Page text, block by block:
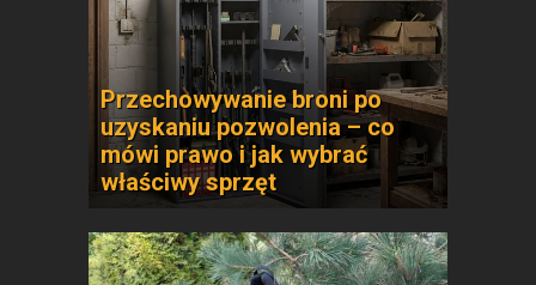
Przechowywanie broni po
uzyskaniu pozwolenia – co
mówi prawo i jak wybrać
właściwy sprzęt